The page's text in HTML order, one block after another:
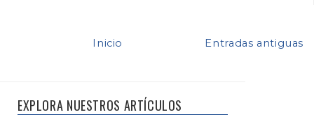
Entradas antiguas
Inicio
EXPLORA NUESTROS ARTÍCULOS